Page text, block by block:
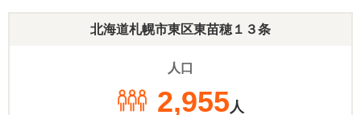
北海道札幌市東区東苗穂１３条
人口
2,955人